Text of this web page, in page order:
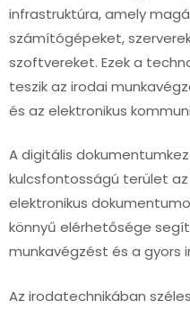
infrastruktúra, amely
számítógépeket,
szoftvereket. Ezek a
teszik az irodai
és az elektronikus
A digitális
kulcsfontosságú terület
elektronikus
könnyű elérhetősége
munkavégzést és a gyors
Az irodatechnikában